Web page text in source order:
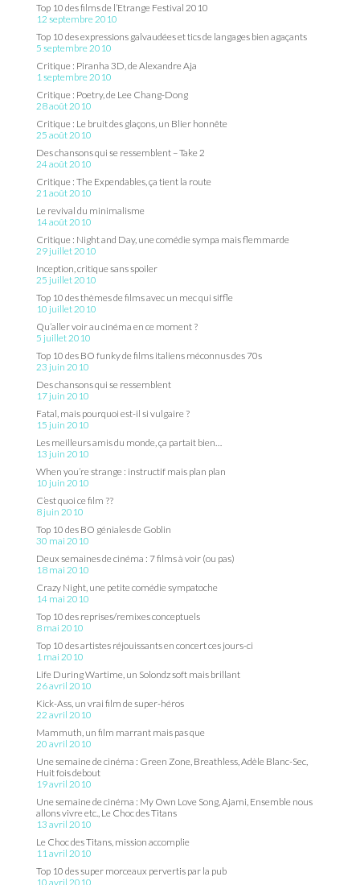
Top 10 des films de l’Etrange Festival 2010
12 septembre 2010
Top 10 des expressions galvaudées et tics de langages bien agaçants
5 septembre 2010
Critique : Piranha 3D, de Alexandre Aja
1 septembre 2010
Critique : Poetry, de Lee Chang-Dong
28 août 2010
Critique : Le bruit des glaçons, un Blier honnête
25 août 2010
Des chansons qui se ressemblent – Take 2
24 août 2010
Critique : The Expendables, ça tient la route
21 août 2010
Le revival du minimalisme
14 août 2010
Critique : Night and Day, une comédie sympa mais flemmarde
29 juillet 2010
Inception, critique sans spoiler
25 juillet 2010
Top 10 des thèmes de films avec un mec qui siffle
10 juillet 2010
Qu’aller voir au cinéma en ce moment ?
5 juillet 2010
Top 10 des BO funky de films italiens méconnus des 70s
23 juin 2010
Des chansons qui se ressemblent
17 juin 2010
Fatal, mais pourquoi est-il si vulgaire ?
15 juin 2010
Les meilleurs amis du monde, ça partait bien…
13 juin 2010
When you’re strange : instructif mais plan plan
10 juin 2010
C’est quoi ce film ??
8 juin 2010
Top 10 des BO géniales de Goblin
30 mai 2010
Deux semaines de cinéma : 7 films à voir (ou pas)
18 mai 2010
Crazy Night, une petite comédie sympatoche
14 mai 2010
Top 10 des reprises/remixes conceptuels
8 mai 2010
Top 10 des artistes réjouissants en concert ces jours-ci
1 mai 2010
Life During Wartime, un Solondz soft mais brillant
26 avril 2010
Kick-Ass, un vrai film de super-héros
22 avril 2010
Mammuth, un film marrant mais pas que
20 avril 2010
Une semaine de cinéma : Green Zone, Breathless, Adèle Blanc-Sec,
Huit fois debout
19 avril 2010
Une semaine de cinéma : My Own Love Song, Ajami, Ensemble nous
allons vivre etc., Le Choc des Titans
13 avril 2010
Le Choc des Titans, mission accomplie
11 avril 2010
Top 10 des super morceaux pervertis par la pub
10 avril 2010